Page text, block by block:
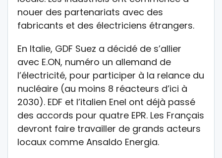
nouer des partenariats avec des
fabricants et des électriciens étrangers.
En Italie, GDF Suez a décidé de s’allier
avec E.ON, numéro un allemand de
l’électricité, pour participer à la relance du
nucléaire (au moins 8 réacteurs d’ici à
2030). EDF et l’italien Enel ont déjà passé
des accords pour quatre EPR. Les Français
devront faire travailler de grands acteurs
locaux comme Ansaldo Energia.